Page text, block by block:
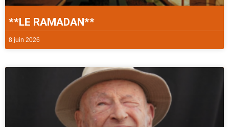
**LE RAMADAN**
8 juin 2026